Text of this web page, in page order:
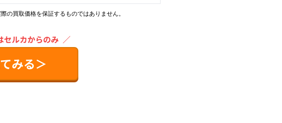
の買取価格を保証するものではありません。
セルカからのみ ／
みる＞